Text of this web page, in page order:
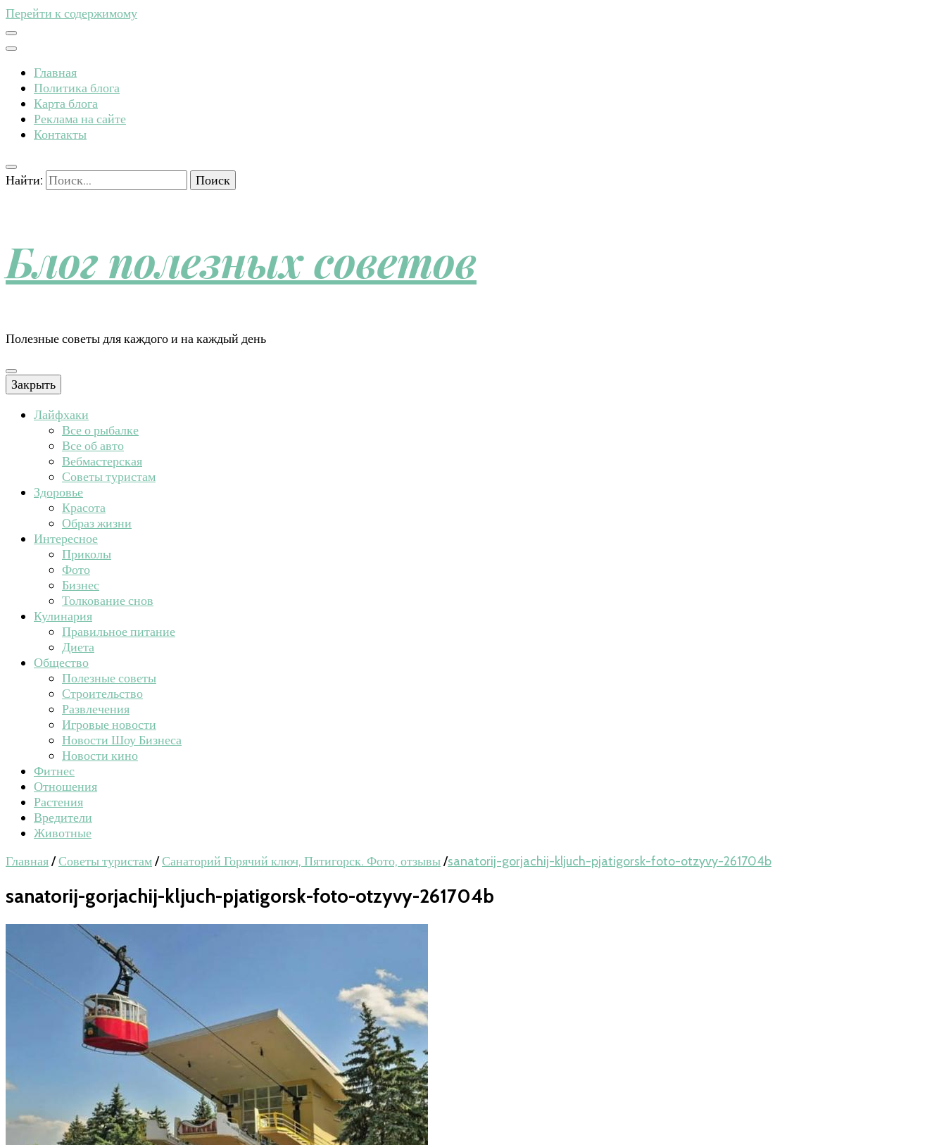
Перейти к содержимому
Главная
Политика блога
Карта блога
Реклама на сайте
Контакты
Найти:
Блог полезных советов
Полезные советы для каждого и на каждый день
Закрыть
Лайфхаки
Все о рыбалке
Все об авто
Вебмастерская
Советы туристам
Здоровье
Красота
Образ жизни
Интересное
Приколы
Фото
Бизнес
Толкование снов
Кулинария
Правильное питание
Диета
Общество
Полезные советы
Строительство
Развлечения
Игровые новости
Новости Шоу Бизнеса
Новости кино
Фитнес
Отношения
Растения
Вредители
Животные
Главная/Советы туристам/Санаторий Горячий ключ, Пятигорск. Фото, отзывы/sanatorij-gorjachij-kljuch-pjatigorsk-foto-otzyvy-261704b
sanatorij-gorjachij-kljuch-pjatigorsk-foto-otzyvy-261704b